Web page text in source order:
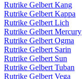
Rutrike Gelbert Kang
Rutrike Gelbert Kappa
Rutrike Gelbert Lich
Rutrike Gelbert Mercury
Rutrike Gelbert Ogma
Rutrike Gelbert Sarin
Rutrike Gelbert Sun
Rutrike Gelbert Tuban
Rutrike Gelbert Vega